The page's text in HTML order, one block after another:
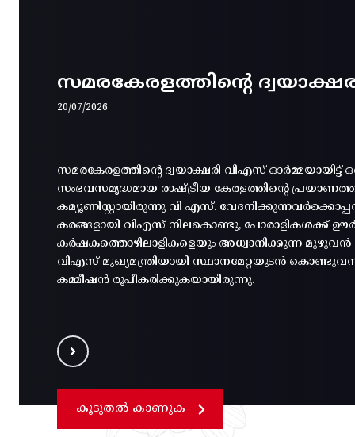
സമരകേരളത്തിൻ്റെ
20/07/2026
സമരകേരളത്തിൻ്റെ ദ്വയാക്ഷരി വിഎസ്
സംഭവസമൃദ്ധമായ രാഷ്ട്രീയ കേരളത്തിന്റെ
കമ്യൂണിസ്റ്റായിരുന്നു വി എസ്.
കരങ്ങളായി വിഎസ് നിലകൊണ്ടു, പോരാളികൾക്ക്
കർഷകത്തൊഴിലാളികളെയും അധ്വാനിക്കുന്ന മുഴുവൻ
വിഎസ് മുഖ്യമന്ത്രിയായി സ്ഥാനമേറ്റയുടൻ
കമ്മീഷൻ രൂപീകരിക്കുകയായിരുന്നു.
കൂടുതൽ കാണുക